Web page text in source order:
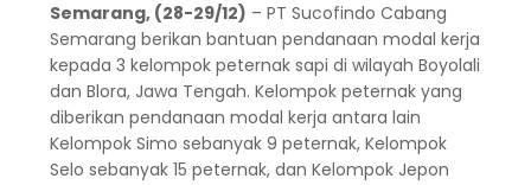
Semarang, (28-29/12) – PT Sucofindo Cabang
Semarang berikan bantuan pendanaan modal kerja
kepada 3 kelompok peternak sapi di wilayah Boyolali
dan Blora, Jawa Tengah. Kelompok peternak yang
diberikan pendanaan modal kerja antara lain
Kelompok Simo sebanyak 9 peternak, Kelompok
Selo sebanyak 15 peternak, dan Kelompok Jepon